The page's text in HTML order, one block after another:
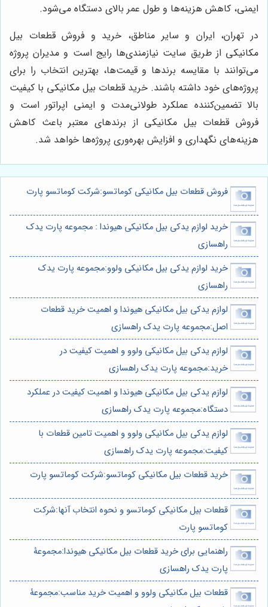
ایمنی، کاهش هزینه‌ها و طول عمر بالای دستگاه می‌شود.
در تهران، ایران و سایر مناطق، خرید و فروش قطعات بیل
مکانیکی از طریق سایت نیازمندی‌ها رایج است و مدیران پروژه
می‌توانند با مقایسه برندها و قیمت‌ها، بهترین انتخاب را برای
پروژه‌های خود داشته باشند. خرید قطعات بیل مکانیکی با کیفیت
بالا تضمین‌کننده عملکرد طولانی‌مدت و ایمنی اپراتور است و
فروش قطعات بیل مکانیکی از برندهای معتبر باعث کاهش
هزینه‌های نگهداری و افزایش بهره‌وری پروژه‌ها خواهد شد.
فروش قطعات بیل مکانیکی کوماتسو:شرکت کوماتسو پارت
خرید لوازم یدکی بیل مکانیکی هیوندا : مجموعه پارت یدک
راهسازی
خرید لوازم یدکی بیل مکانیکی ولوو:مجموعه پارت یدک
راهسازی
لوازم یدکی بیل مکانیکی هیوندا و اهمیت خرید قطعات
اصل:مجموعه پارت یدک راهسازی
لوازم یدکی بیل مکانیکی ولوو و اهمیت کیفیت در
خرید:مجموعه پارت یدک راهسازی
لوازم یدکی بیل مکانیکی هیوندا و اهمیت کیفیت در عملکرد
دستگاه:مجموعه پارت یدک راهسازی
لوازم یدکی بیل مکانیکی ولوو و اهمیت تامین قطعات با
کیفیت:مجموعه پارت یدک راهسازی
خرید قطعات بیل مکانیکی کوماتسو:شرکت کوماتسو پارت
قطعات بیل مکانیکی کوماتسو و نحوه انتخاب آنها:شرکت
کوماتسو پارت
راهنمایی برای خرید قطعات بیل مکانیکی هیوندا:مجموعۀ
پارت یدک راهسازی
قطعات بیل مکانیکی ولوو و اهمیت خرید مناسب:مجموعۀ